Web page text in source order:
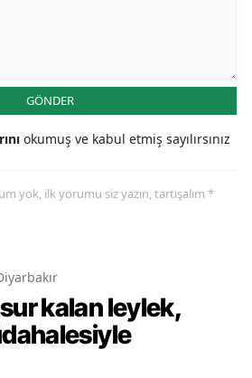
GÖNDER
okumuş ve kabul etmiş sayılırsınız
yok, ilk yorumu siz yazın, tartışalım *
kalan leylek,